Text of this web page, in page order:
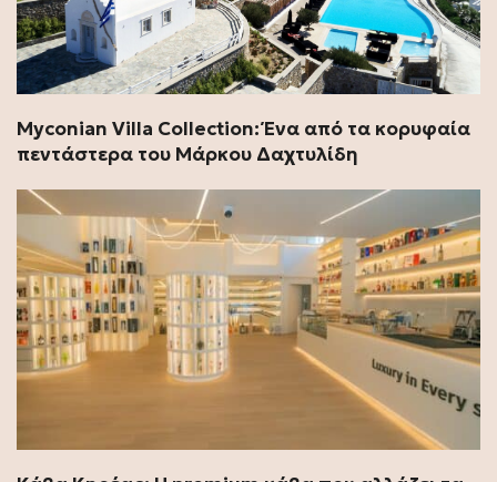
Myconian Villa Collection: Ένα από τα κορυφαία
πεντάστερα του Μάρκου Δαχτυλίδη